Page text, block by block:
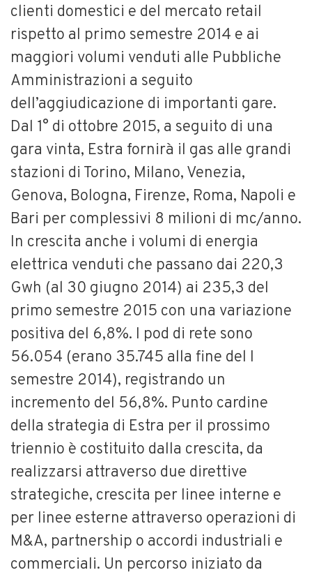
clienti domestici e del mercato retail
rispetto al primo semestre 2014 e ai
maggiori volumi venduti alle Pubbliche
Amministrazioni a seguito
dell’aggiudicazione di importanti gare.
Dal 1° di ottobre 2015, a seguito di una
gara vinta, Estra fornirà il gas alle grandi
stazioni di Torino, Milano, Venezia,
Genova, Bologna, Firenze, Roma, Napoli e
Bari per complessivi 8 milioni di mc/anno.
In crescita anche i volumi di energia
elettrica venduti che passano dai 220,3
Gwh (al 30 giugno 2014) ai 235,3 del
primo semestre 2015 con una variazione
positiva del 6,8%. I pod di rete sono
56.054 (erano 35.745 alla fine del I
semestre 2014), registrando un
incremento del 56,8%. Punto cardine
della strategia di Estra per il prossimo
triennio è costituito dalla crescita, da
realizzarsi attraverso due direttive
strategiche, crescita per linee interne e
per linee esterne attraverso operazioni di
M&A, partnership o accordi industriali e
commerciali. Un percorso iniziato da